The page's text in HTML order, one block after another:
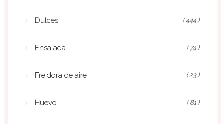
Dulces ( 444 )
Ensalada ( 74 )
Freidora de aire ( 23 )
Huevo ( 81 )